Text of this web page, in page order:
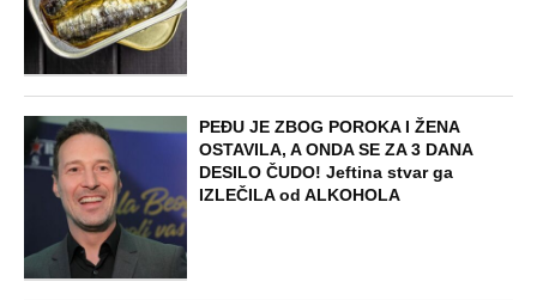
PEĐU JE ZBOG POROKA I ŽENA
OSTAVILA, A ONDA SE ZA 3 DANA
DESILO ČUDO! Jeftina stvar ga
IZLEČILA od ALKOHOLA